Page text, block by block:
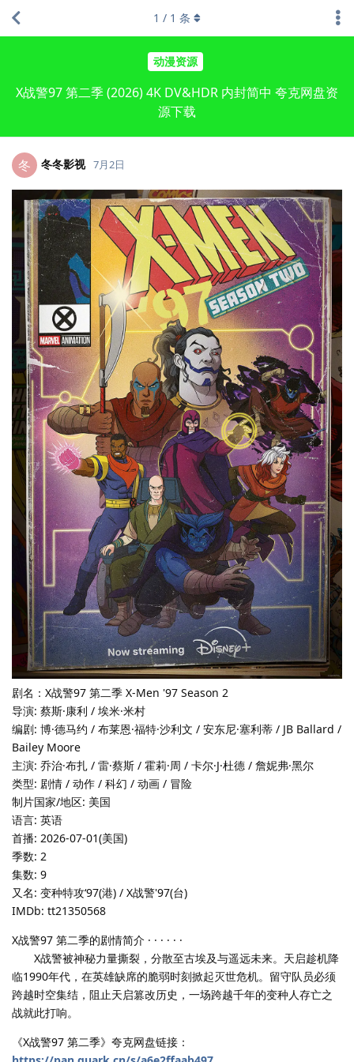
动漫资源
X战警97 第二季 (2026) 4K DV&HDR 内封简中 夸克网盘资
源下载
1 / 1 条
冬 冬冬影视 7月2日
剧名：X战警97 第二季 X-Men '97 Season 2
导演: 蔡斯·康利 / 埃米·米村
编剧: 博·德马约 / 布莱恩·福特·沙利文 / 安东尼·塞利蒂 / JB Ballard /
Bailey Moore
主演: 乔治·布扎 / 雷·蔡斯 / 霍莉·周 / 卡尔·J·杜德 / 詹妮弗·黑尔
类型: 剧情 / 动作 / 科幻 / 动画 / 冒险
制片国家/地区: 美国
语言: 英语
首播: 2026-07-01(美国)
季数: 2
集数: 9
又名: 变种特攻‘97(港) / X战警'97(台)
IMDb: tt21350568
X战警97 第二季的剧情简介 · · · · · ·
X战警被神秘力量撕裂，分散至古埃及与遥远未来。天启趁机降
临1990年代，在英雄缺席的脆弱时刻掀起灭世危机。留守队员必须
跨越时空集结，阻止天启篡改历史，一场跨越千年的变种人存亡之
战就此打响。
《X战警97 第二季》夸克网盘链接：